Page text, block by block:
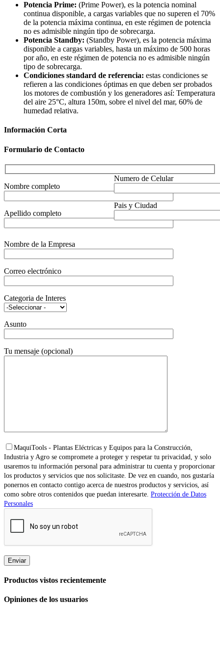
Potencia Prime: (Prime Power), es la potencia nominal
continua disponible, a cargas variables que no superen el 70%
de la potencia máxima continua, en este régimen de potencia
no es admisible ningún tipo de sobrecarga.
Potencia Standby: (Standby Power), es la potencia máxima
disponible a cargas variables, hasta un máximo de 500 horas
por año, en este régimen de potencia no es admisible ningún
tipo de sobrecarga.
Condiciones standard de referencia: estas condiciones se
refieren a las condiciones óptimas en que deben ser probados
los motores de combustión y los generadores así: Temperatura
del aire 25°C, altura 150m, sobre el nivel del mar, 60% de
humedad relativa.
Información Corta
Formulario de Contacto
Nombre completo
Apellido completo
Numero de Celular
Pais y Ciudad
Nombre de la Empresa
Correo electrónico
Categoria de Interes
Asunto
Tu mensaje (opcional)
MaquiTools - Plantas Eléctricas y Equipos para la Construcción,
Industria y Agro se compromete a proteger y respetar tu privacidad, y solo
usaremos tu información personal para administrar tu cuenta y proporcionar
los productos y servicios que nos solicitaste. De vez en cuando, nos gustaría
ponernos en contacto contigo acerca de nuestros productos y servicios, así
como sobre otros contenidos que puedan interesarte. Protección de Datos
Personales
Productos vistos recientemente
Opiniones de los usuarios